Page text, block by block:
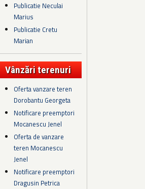
Publicatie Neculai
Marius
Publicatie Cretu
Marian
Vânzări terenuri
Oferta vanzare teren
Dorobantu Georgeta
Notificare preemptori
Mocanescu Jenel
Oferta de vanzare
teren Mocanescu
Jenel
Notificare preemptori
Dragusin Petrica